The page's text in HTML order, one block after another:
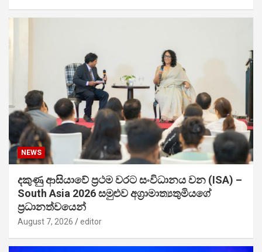
NEWS
දකුණු ආසියාවේ ප්‍රථම වරට සංවිධානය වන (ISA) –
South Asia 2026 සමුළුව අග්‍රාමාත්‍යතුමියගේ
ප්‍රධානත්වයෙන්
August 7, 2026 editor